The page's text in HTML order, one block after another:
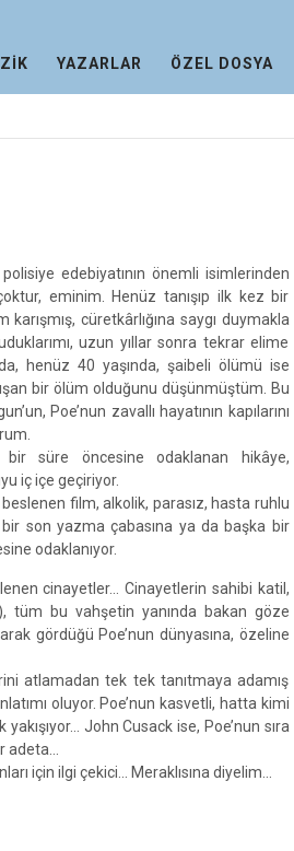
YAZARLAR ÖZEL DOSYA
edebiyatının önemli isimlerinden
eminim. Henüz tanışıp ilk kez bir
cüretkârlığına saygı duymakla
uzun yıllar sonra tekrar elime
henüz 40 yaşında, şaibeli ölümü ise
bir ölüm olduğunu düşünmüştüm. Bu
Poe’nun zavallı hayatının kapılarını
bir süre öncesine odaklanan hikâye,
iç içe geçiriyor.
beslenen film, alkolik, parasız, hasta ruhlu
son yazma çabasına ya da başka bir
odaklanıyor.
cinayetler… Cinayetlerin sahibi katil,
tüm bu vahşetin yanında bakan göze
gördüğü Poe’nun dünyasına, özeline
atlamadan tek tek tanıtmaya adamış
oluyor. Poe’nun kasvetli, hatta kimi
John Cusack ise, Poe’nun sıra
adeta…
için ilgi çekici... Meraklısına diyelim…